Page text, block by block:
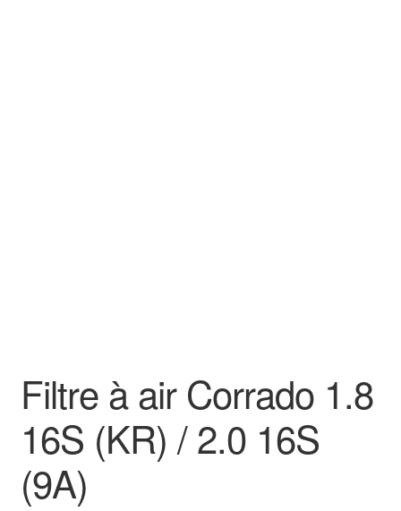
Filtre à air Corrado 1.8
16S (KR) / 2.0 16S
(9A)